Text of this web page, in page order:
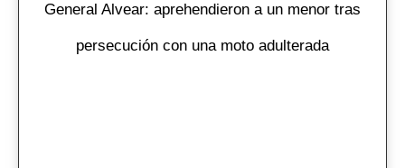
General Alvear: aprehendieron a un menor tras
persecución con una moto adulterada